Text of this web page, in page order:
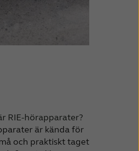
RIE-hörapparater?
är kända för
och praktiskt taget